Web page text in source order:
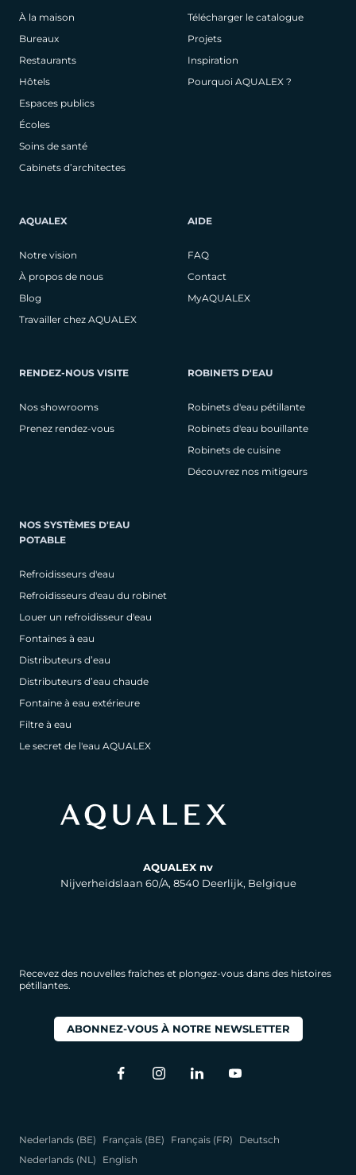
À la maison
Bureaux
Restaurants
Hôtels
Espaces publics
Écoles
Soins de santé
Cabinets d’architectes
Télécharger le catalogue
Projets
Inspiration
Pourquoi AQUALEX ?
AQUALEX
Notre vision
À propos de nous
Blog
Travailler chez AQUALEX
AIDE
FAQ
Contact
MyAQUALEX
RENDEZ-NOUS VISITE
Nos showrooms
Prenez rendez-vous
ROBINETS D'EAU
Robinets d'eau pétillante
Robinets d'eau bouillante
Robinets de cuisine
Découvrez nos mitigeurs
NOS SYSTÈMES D'EAU
POTABLE
Refroidisseurs d'eau
Refroidisseurs d'eau du robinet
Louer un refroidisseur d'eau
Fontaines à eau
Distributeurs d’eau
Distributeurs d’eau chaude
Fontaine à eau extérieure
Filtre à eau
Le secret de l'eau AQUALEX
AQUALEX nv
Nijverheidslaan 60/A, 8540 Deerlijk, Belgique
Recevez des nouvelles fraîches et plongez-vous dans des histoires
pétillantes.
ABONNEZ-VOUS À NOTRE NEWSLETTER
Nederlands (BE) Français (BE) Français (FR)
Deutsch
Nederlands (NL)
English